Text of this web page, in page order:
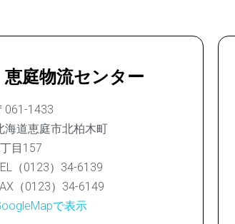
恵庭物流センター
061-1433
海道恵庭市北柏木町
目157
（0123）34-6139
（0123）34-6149
で表示